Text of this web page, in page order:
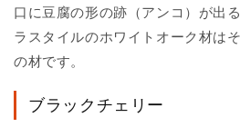
口に豆腐の形の跡（アンコ）が出
ラスタイルのホワイトオーク材は
の材です。
ブラックチェリー